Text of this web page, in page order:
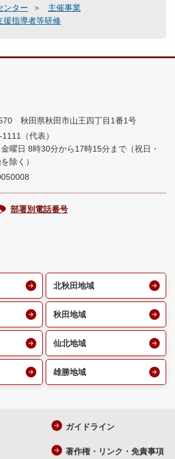
ンター
主催事業
援指導者等研修
秋田県秋田市山王四丁目1番1号
（代表）
金曜日 8時30分から17時15分まで （祝日・
除く）
部署別電話番号
北秋田地域
秋田地域
仙北地域
雄勝地域
ガイドライン
著作権・リンク・免責事項